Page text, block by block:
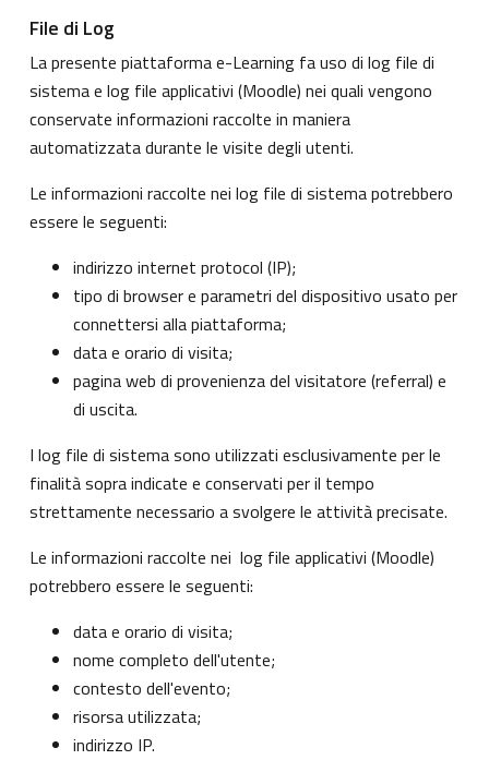
File di Log
La presente piattaforma e-Learning fa uso di log file di
sistema e log file applicativi (Moodle) nei quali vengono
conservate informazioni raccolte in maniera
automatizzata durante le visite degli utenti.
Le informazioni raccolte nei log file di sistema potrebbero
essere le seguenti:
indirizzo internet protocol (IP);
tipo di browser e parametri del dispositivo usato per
connettersi alla piattaforma;
data e orario di visita;
pagina web di provenienza del visitatore (referral) e
di uscita.
I log file di sistema sono utilizzati esclusivamente per le
finalità sopra indicate e conservati per il tempo
strettamente necessario a svolgere le attività precisate.
Le informazioni raccolte nei log file applicativi (Moodle)
potrebbero essere le seguenti:
data e orario di visita;
nome completo dell'utente;
contesto dell'evento;
risorsa utilizzata;
indirizzo IP.